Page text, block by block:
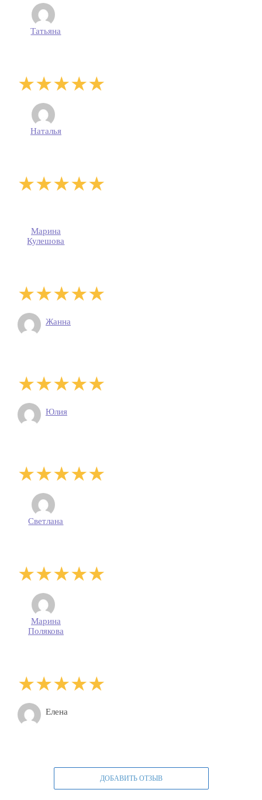
Татьяна
Наталья
Марина
Кулешова
Жанна
Юлия
Светлана
Марина
Полякова
Елена
ДОБАВИТЬ ОТЗЫВ